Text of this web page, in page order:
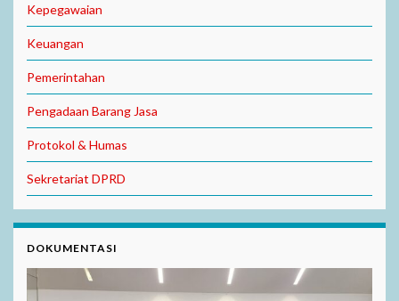
Kepegawaian
Keuangan
Pemerintahan
Pengadaan Barang Jasa
Protokol & Humas
Sekretariat DPRD
DOKUMENTASI